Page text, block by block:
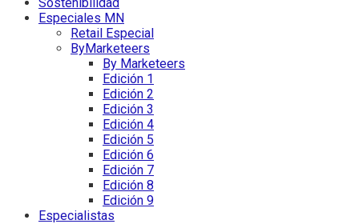
Especiales MN
Retail Especial
ByMarketeers
By Marketeers
Edición 1
Edición 2
Edición 3
Edición 4
Edición 5
Edición 6
Edición 7
Edición 8
Edición 9
Especialistas